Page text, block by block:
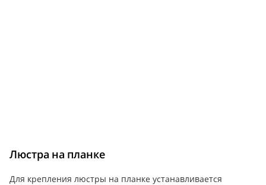
Люстра на планке
Для крепления люстры на планке устанавливается